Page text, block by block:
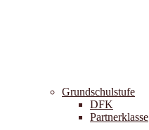
Grundschulstufe
DFK
Partnerklasse